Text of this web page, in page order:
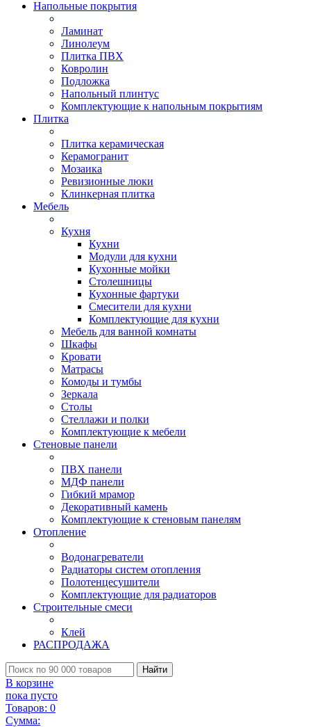
Напольные покрытия
Ламинат
Линолеум
Плитка ПВХ
Ковролин
Подложка
Напольный плинтус
Комплектующие к напольным покрытиям
Плитка
Плитка керамическая
Керамогранит
Мозаика
Ревизионные люки
Клинкерная плитка
Мебель
Кухня
Кухни
Модули для кухни
Кухонные мойки
Столешницы
Кухонные фартуки
Смесители для кухни
Комплектующие для кухни
Мебель для ванной комнаты
Шкафы
Кровати
Матрасы
Комоды и тумбы
Зеркала
Столы
Стеллажи и полки
Комплектующие к мебели
Стеновые панели
ПВХ панели
МДФ панели
Гибкий мрамор
Декоративный камень
Комплектующие к стеновым панелям
Отопление
Водонагреватели
Радиаторы систем отопления
Полотенцесушители
Комплектующие для радиаторов
Строительные смеси
Клей
РАСПРОДАЖА
Найти
В корзине
пока пусто
Товаров: 0
Сумма: